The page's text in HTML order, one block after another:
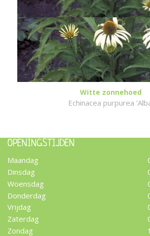
Witte zonnehoed
Echinacea purpurea
OPENINGSTIJDEN
Maandag
Dinsdag
Woensdag
Donderdag
Vrijdag
Zaterdag
Zondag